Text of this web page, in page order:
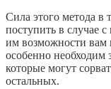
Сила этого метода в
поступить в случае
им возможности вам
особенно необходим
которые могут
остальных.